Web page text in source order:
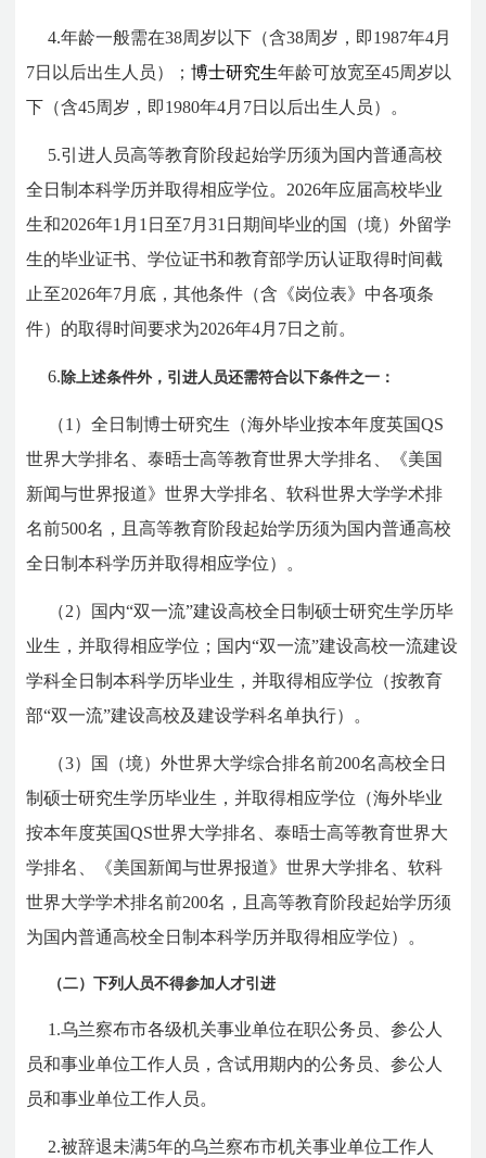
4.年龄一般需在38周岁以下（含38周岁，即1987年4月
7日以后出生人员）；博士研究生年龄可放宽至45周岁以
下（含45周岁，即1980年4月7日以后出生人员）。
5.引进人员高等教育阶段起始学历须为国内普通高校
全日制本科学历并取得相应学位。2026年应届高校毕业
生和2026年1月1日至7月31日期间毕业的国（境）外留学
生的毕业证书、学位证书和教育部学历认证取得时间截
止至2026年7月底，其他条件（含《岗位表》中各项条
件）的取得时间要求为2026年4月7日之前。
6.除上述条件外，引进人员还需符合以下条件之一：
（1）全日制博士研究生（海外毕业按本年度英国QS
世界大学排名、泰晤士高等教育世界大学排名、《美国
新闻与世界报道》世界大学排名、软科世界大学学术排
名前500名，且高等教育阶段起始学历须为国内普通高校
全日制本科学历并取得相应学位）。
（2）国内“双一流”建设高校全日制硕士研究生学历毕
业生，并取得相应学位；国内“双一流”建设高校一流建设
学科全日制本科学历毕业生，并取得相应学位（按教育
部“双一流”建设高校及建设学科名单执行）。
（3）国（境）外世界大学综合排名前200名高校全日
制硕士研究生学历毕业生，并取得相应学位（海外毕业
按本年度英国QS世界大学排名、泰晤士高等教育世界大
学排名、《美国新闻与世界报道》世界大学排名、软科
世界大学学术排名前200名，且高等教育阶段起始学历须
为国内普通高校全日制本科学历并取得相应学位）。
（二）下列人员不得参加人才引进
1.乌兰察布市各级机关事业单位在职公务员、参公人
员和事业单位工作人员，含试用期内的公务员、参公人
员和事业单位工作人员。
2.被辞退未满5年的乌兰察布市机关事业单位工作人